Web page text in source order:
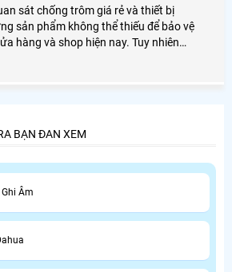
sát chống trôm giá rẻ và thiết bị
sản phẩm không thể thiếu để bảo vệ
và shop hiện nay. Tuy nhiên
BẠN ĐAN XEM
Âm